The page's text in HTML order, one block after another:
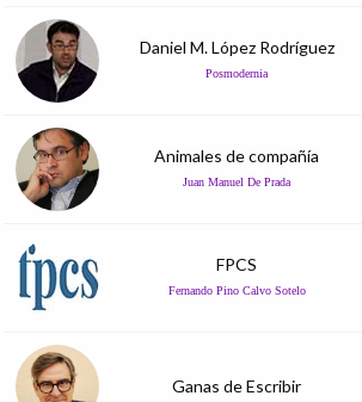
Daniel M. López Rodríguez
Posmodernia
Animales de compañía
Juan Manuel De Prada
FPCS
Fernando Pino Calvo Sotelo
Ganas de Escribir